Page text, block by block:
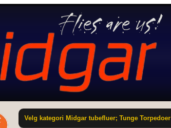
Velg kategori Midgar tubefluer; Tunge Torpedoer